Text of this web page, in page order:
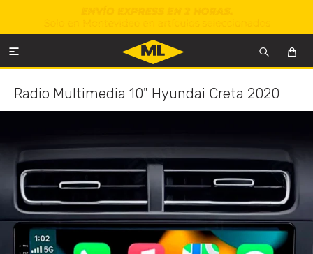

Radio Multimedia 10" Hyundai Creta 2020